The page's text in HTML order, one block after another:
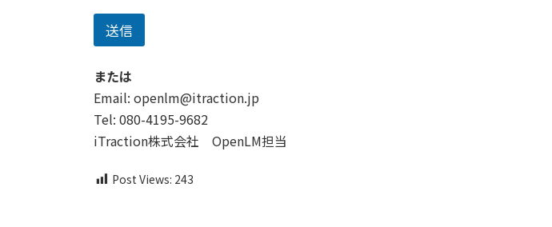
す
お
名
お
問
い
合
わ
の
内
送信
または
Email: openlm@itraction.jp
Tel: 080-4195-9682
iTraction株式会社 OpenLM担当
Post Views: 243